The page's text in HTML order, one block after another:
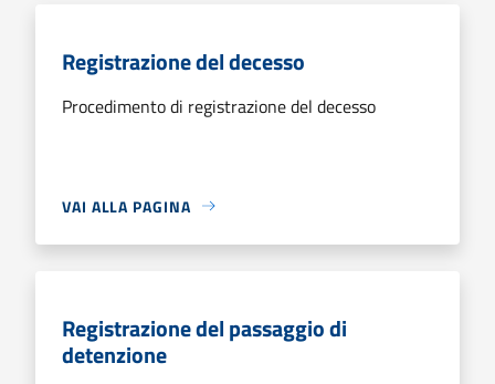
Registrazione del decesso
Procedimento di registrazione del decesso
VAI ALLA PAGINA
Registrazione del passaggio di
detenzione